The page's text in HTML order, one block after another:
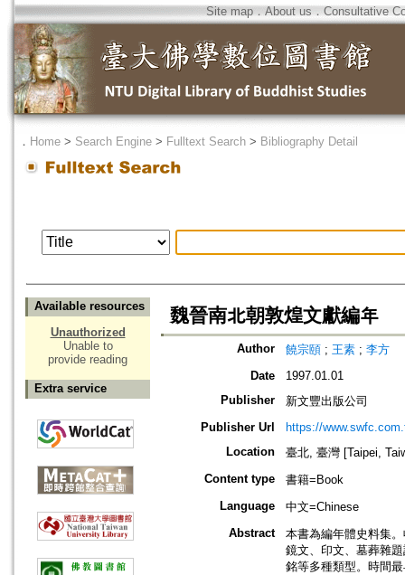
Site map．About us ． Consultative
． Home > Search Engine > Fulltext Search > Bibliography Detail
Available resources
Unauthorized
Unable to
provide reading
Extra service
魏晉南北朝敦煌文獻編年
Author 饒宗頤 ; 王素 ; 李方
Date
1997.01.01
Publisher
新文豐出版公司
Publisher Url
https://
Location
臺北, 臺灣 [Taipei,
Content type
書籍=Book
Language
中文=Chinese
Abstract
本書為編年體史料集
鏡文、印文、墓葬雜
銘等多種類型。時間